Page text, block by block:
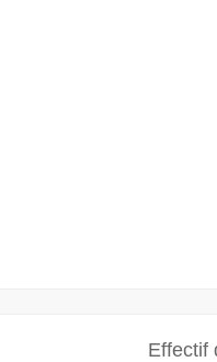
Effectif